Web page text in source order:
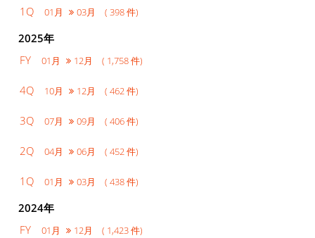
1Q 01月 03月 ( 398 件)
2025年
FY 01月 12月 ( 1,758 件)
4Q 10月 12月 ( 462 件)
3Q 07月 09月 ( 406 件)
2Q 04月 06月 ( 452 件)
1Q 01月 03月 ( 438 件)
2024年
FY 01月 12月 ( 1,423 件)